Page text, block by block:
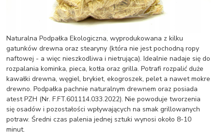
Naturalna Podpałka Ekologiczna, wyprodukowana z kilku
gatunków drewna oraz stearyny (która nie jest pochodną ropy
naftowej - a więc nieszkodliwa i nietrująca). Idealnie nadaje się do
rozpalania kominka, pieca, kotła oraz grilla. Potrafi rozpalić duże
kawałki drewna, węgiel, brykiet, ekogroszek, pelet a nawet mokre
drewno. Podpałka pachnie naturalnym drewnem oraz posiada
atest PZH (Nr. F.FT.601114.033.2022). Nie powoduje tworzenia
się osadów i pozostałości wpływających na smak grillowanych
potraw. Średni czas palenia jednej sztuki wynosi około 8-10
minut.